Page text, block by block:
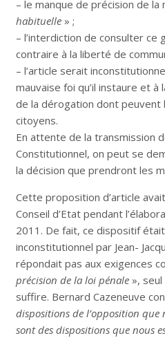
– le manque de précision de la
habituelle» ;
– l’interdiction de consulter
contraire à la liberté de
– l’article serait
mauvaise foi qu’il instaure et à
de la dérogation dont peuvent
citoyens.
En attente de la transmission
Constitutionnel, on peut se
la décision que prendront les
Cette proposition d’article
Conseil d’Etat pendant
2011. De fait, ce dispositif
inconstitutionnel par Jean-
répondait pas aux exigences
précision de la loi pénale», seul
suffire. Bernard Cazeneuve
dispositions de l’opposition que
sont des dispositions que nous